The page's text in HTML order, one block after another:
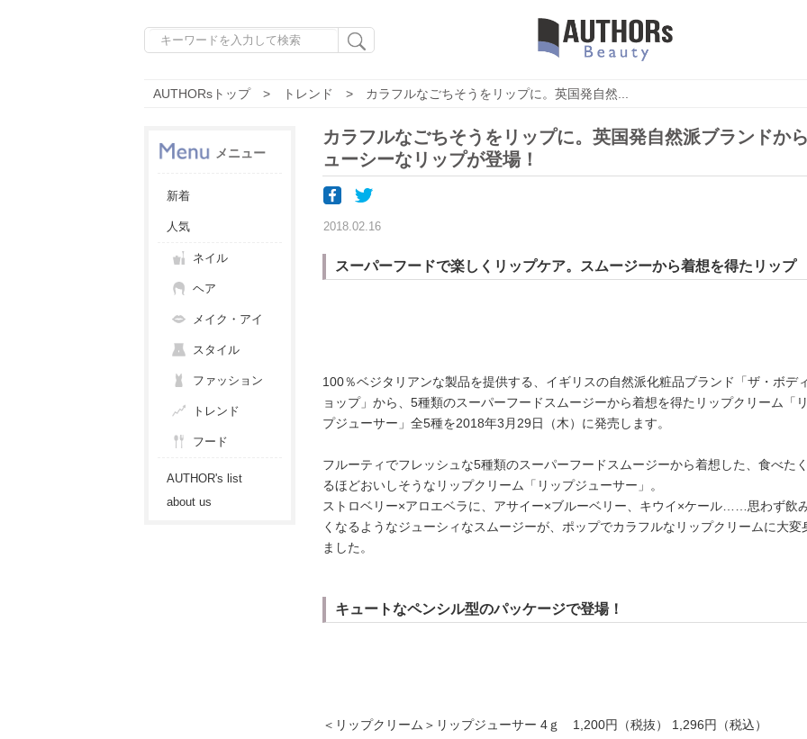
AUTHORsトップ トレンド カラフルなごちそうをリップに。英国発自然...
メニュー
新着
人気
ネイル
ヘア
メイク・アイ
スタイル
ファッション
トレンド
フード
AUTHOR's list
about us
カラフルなごちそうをリップに。英国発自然派ブランドか
ューシーなリップが登場！
2018.02.16
スーパーフードで楽しくリップケア。スムージーから着想を得たリップ
100％ベジタリアンな製品を提供する、イギリスの自然派化粧品ブランド「ザ・ボデ
ョップ」から、5種類のスーパーフードスムージーから着想を得たリップクリーム「
プジューサー」全5種を2018年3月29日（木）に発売します。
フルーティでフレッシュな5種類のスーパーフードスムージーから着想した、食べた
るほどおいしそうなリップクリーム「リップジューサー」。
ストロベリー×アロエベラに、アサイー×ブルーベリー、キウイ×ケール……思わず飲
くなるようなジューシィなスムージーが、ポップでカラフルなリップクリームに大変
ました。
キュートなペンシル型のパッケージで登場！
＜リップクリーム＞リップジューサー 4ｇ 1,200円（税抜） 1,296円（税込）